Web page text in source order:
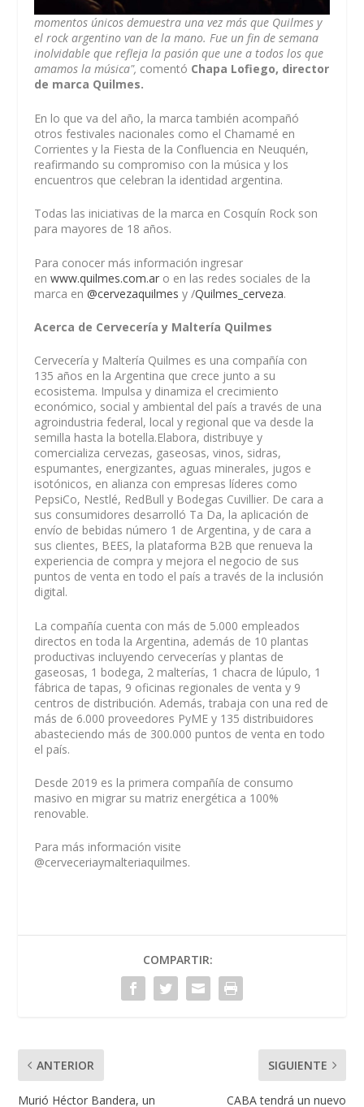
momentos únicos demuestra una vez más que Quilmes y
el rock argentino van de la mano. Fue un fin de semana
inolvidable que refleja la pasión que une a todos los que
amamos la música", comentó Chapa Lofiego, director
de marca Quilmes.
En lo que va del año, la marca también acompañó
otros festivales nacionales como el Chamamé en
Corrientes y la Fiesta de la Confluencia en Neuquén,
reafirmando su compromiso con la música y los
encuentros que celebran la identidad argentina.
Todas las iniciativas de la marca en Cosquín Rock son
para mayores de 18 años.
Para conocer más información ingresar
enwww.quilmes.com.ar o en las redes sociales de la
marca en@cervezaquilmes y /Quilmes_cerveza.
Acerca de Cervecería y Maltería Quilmes
Cervecería y Maltería Quilmes es una compañía con
135 años en la Argentina que crece junto a su
ecosistema. Impulsa y dinamiza el crecimiento
económico, social y ambiental del país a través de una
agroindustria federal, local y regional que va desde la
semilla hasta la botella.Elabora, distribuye y
comercializa cervezas, gaseosas, vinos, sidras,
espumantes, energizantes, aguas minerales, jugos e
isotónicos, en alianza con empresas líderes como
PepsiCo, Nestlé, RedBull y Bodegas Cuvillier. De cara a
sus consumidores desarrolló Ta Da, la aplicación de
envío de bebidas número 1 de Argentina, y de cara a
sus clientes, BEES, la plataforma B2B que renueva la
experiencia de compra y mejora el negocio de sus
puntos de venta en todo el país a través de la inclusión
digital.
La compañía cuenta con más de 5.000 empleados
directos en toda la Argentina, además de 10 plantas
productivas incluyendo cervecerías y plantas de
gaseosas, 1 bodega, 2 malterías, 1 chacra de lúpulo, 1
fábrica de tapas, 9 oficinas regionales de venta y 9
centros de distribución. Además, trabaja con una red de
más de 6.000 proveedores PyME y 135 distribuidores
abasteciendo más de 300.000 puntos de venta en todo
el país.
Desde 2019 es la primera compañía de consumo
masivo en migrar su matriz energética a 100%
renovable.
Para más información visite
@cerveceriaymalteriaquilmes.
COMPARTIR:
ANTERIOR
Murió Héctor Bandera, un
SIGUIENTE
CABA tendrá un nuevo